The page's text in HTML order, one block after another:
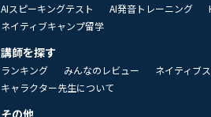
AIスピーキングテスト
AI発音トレーニング
ネイティブキャンプ留学
講師を探す
ランキング みんなのレビュー ネイティブ
キャラクター先生について